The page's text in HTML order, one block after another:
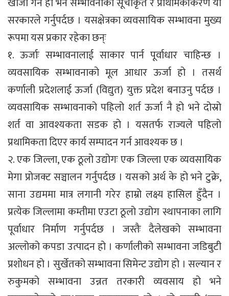
सरकारले गर्नुपर्दछ । यसक्षेत्रका व्यवसायिक सम्भावना मुख्य
रूपमा यस प्रकार रहेका छन्ः
१. ऊर्जाः सम्भावनालाई साकार पार्न पूर्वाधार चाहिन्छ ।
व्यवसायिक सम्भावनाको मूल आधार ऊर्जा हो । तसर्थ
कर्णाली प्रदेशलाई ऊर्जा (विद्युत) युक्त प्रदेश बनाउनु पर्दछ ।
व्यवसायिक सम्भावनाको पहिलो शर्त ऊर्जा नै हो भने दोस्रो
शर्त वा आवश्यकता सडक हो । यसतर्फ राज्यले पहिलो
प्रथामिकता दिएर कार्य सम्पादन गर्न आवश्यक छ ।
२. एक जिल्ला, एक ठूलो उद्योगः एक जिल्ला एक व्यवसायिक
मेगा प्रोजक्ट सञ्चालन गर्नुपर्दछ । यसको अर्थ के हो भने टुक्रे,
साना उद्यममा मात्र लगानी गरेर हाम्रो लक्ष्य हासिल हुँदैन ।
प्रत्येक जिल्लामा कम्तीमा एउटा ठूलो उद्योग स्थापनाका लागि
पूर्वाधार निर्माण गर्नुपर्दछ । जस्तैः दैलेखको सम्भावना
अल्लोको कपडा उत्पादन हो । कर्णालीको सम्भावना जडिबुटी
प्रशोधन हो । सुर्खेतको सम्भावना सिमेन्ट उद्योग हो । सल्यान र
रुकुमको सम्भावना उन्नत तरकारी व्यवसाय हो भने